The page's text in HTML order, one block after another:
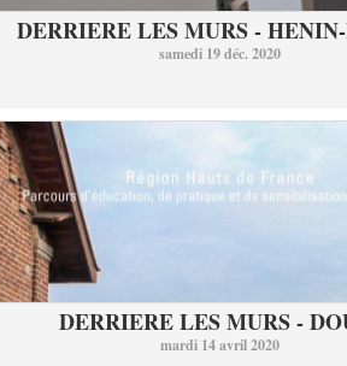
DERRIERE LES MURS -
samedi 19 déc. 2020
DERRIERE LES MURS -
mardi 14 avril 2020